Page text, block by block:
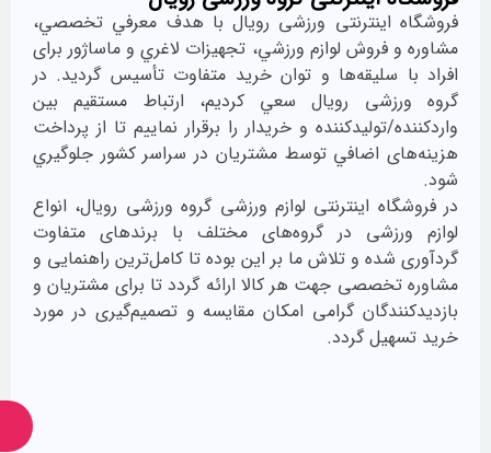
اينترنتی ورزشی رویال با هدف معرفي تخصصي،
فروش لوازم ورزشي، تجهيزات لاغري و ماساژور برای
سليقه‌ها و توان خريد متفاوت تأسيس گرديد. در
رویال سعي كرديم، ارتباط مستقيم بين
توليدكننده و خريدار را برقرار نماييم تا از پرداخت
اضافي توسط مشتريان در سراسر كشور جلوگيري
اینترنتی لوازم ورزشی گروه ورزشی رویال، انواع
در گروه‌های مختلف با برندهای متفاوت
شده و تلاش ما بر اين بوده تا كامل‌ترين راهنمایی و
جهت هر كالا ارائه گردد تا برای مشتريان و
گرامی امكان مقايسه و تصميم‌گيری در مورد
گردد.
ما
همراه
باشید
از
جدیدترین
تخفیف‌ها
باخبر
شوید